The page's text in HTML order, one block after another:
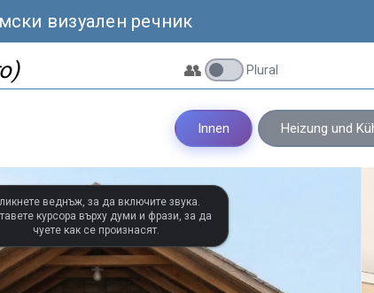
визуален речник
👥 Plural
Innen Heizung und
веднъж, за да включите звука.
курсора върху думи и фрази, за да
чуете как се произнасят.